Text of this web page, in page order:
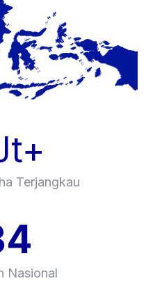
Terjangkau
Nasional